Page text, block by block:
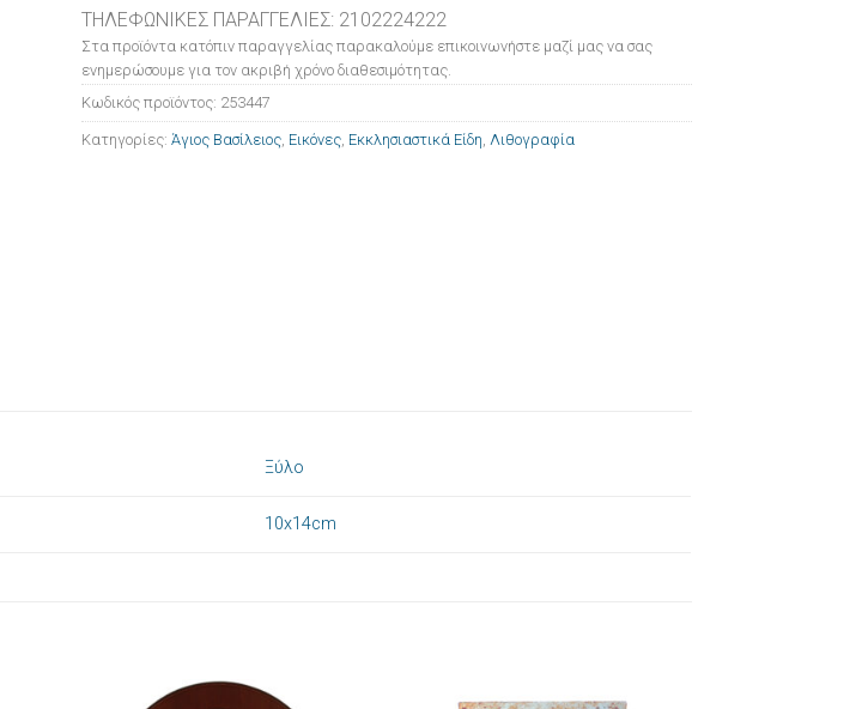
ΤΗΛΕΦΩΝΙΚΕΣ ΠΑΡΑΓΓΕΛΙΕΣ: 2102224222
Στα προϊόντα κατόπιν παραγγελίας παρακαλούμε επικοινωνήστε μαζί μας να σας
ενημερώσουμε για τον ακριβή χρόνο διαθεσιμότητας.
Κωδικός προϊόντος: 253447
Κατηγορίες: Άγιος Βασίλειος Εικόνες Εκκλησιαστικά Είδη Λιθογραφία
Ξύλο
10x14cm